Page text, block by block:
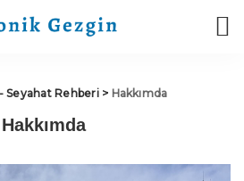
Seyahat Rehberi> Hakkımda
Hakkımda